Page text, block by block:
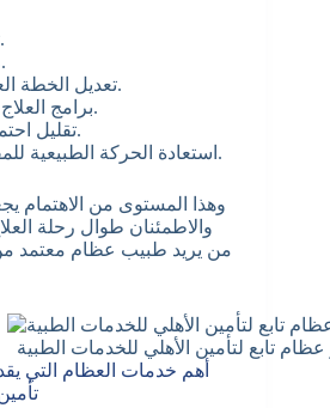
تقييم تطور الحالة.
متابعة نتائج العلاج.
تعديل الخطة العلاجية عند الحاجة.
برامج العلاج الطبيعي والتأهيل.
تقليل احتمالية عودة الإصابة.
استعادة الحركة الطبيعية للمفصل قدر الإمكان.
وهذا المستوى من الاهتمام
والاطمئنان طوال رحلة
من يريد طبيب عظام معتمد
عظام تابع لتأمين الأهلي للخدمات الطبية
أهم خدمات العظام التي